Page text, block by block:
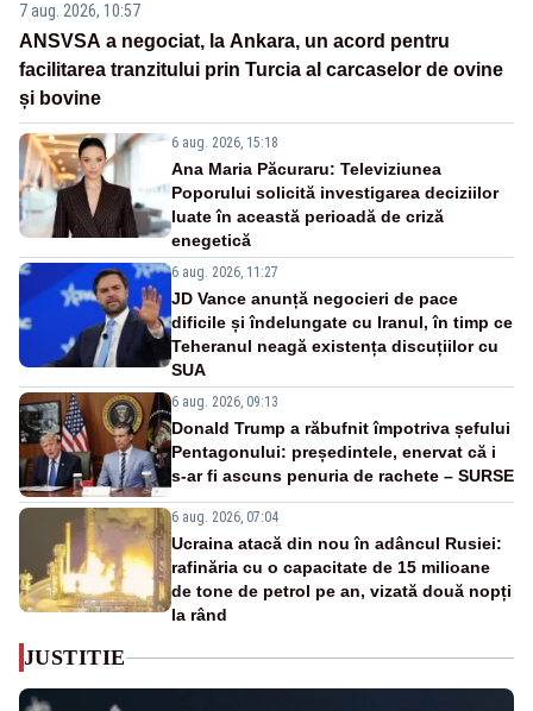
7 aug. 2026, 10:57
ANSVSA a negociat, la Ankara, un acord pentru
facilitarea tranzitului prin Turcia al carcaselor de ovine
și bovine
6 aug. 2026, 15:18
Ana Maria Păcuraru: Televiziunea
Poporului solicită investigarea deciziilor
luate în această perioadă de criză
enegetică
6 aug. 2026, 11:27
JD Vance anunță negocieri de pace
dificile și îndelungate cu Iranul, în timp ce
Teheranul neagă existența discuțiilor cu
SUA
6 aug. 2026, 09:13
Donald Trump a răbufnit împotriva șefului
Pentagonului: președintele, enervat că i
s-ar fi ascuns penuria de rachete – SURSE
6 aug. 2026, 07:04
Ucraina atacă din nou în adâncul Rusiei:
rafinăria cu o capacitate de 15 milioane
de tone de petrol pe an, vizată două nopți
la rând
JUSTITIE